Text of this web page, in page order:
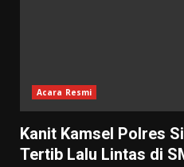
Acara Resmi
Kanit Kamsel Polres
Tertib Lalu Lintas di